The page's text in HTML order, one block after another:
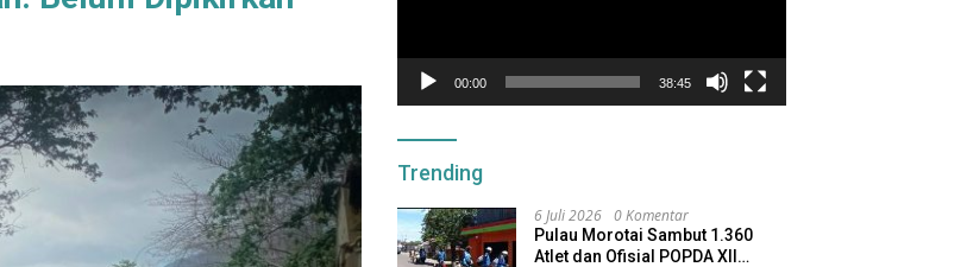
00:00 38:45
Trending
6 Juli 2026 0 Komentar
Pulau Morotai Sambut 1.360
Atlet dan Ofisial POPDA XII